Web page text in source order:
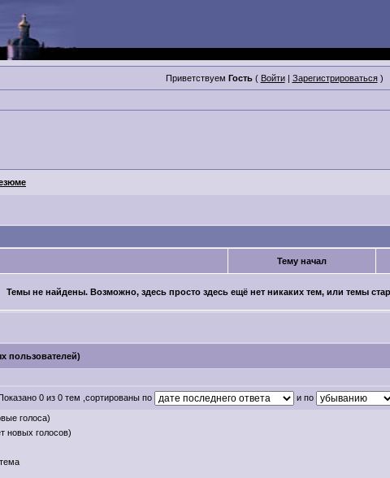
Приветствуем Гость( Войти| Зарегистрироваться)
Тему начал
Темы не найдены. Возможно, здесь просто здесь ещё нет никаких тем, или темы
пользователей)
0 из 0 тем ,сортированы по и по
голоса)
новых голосов)